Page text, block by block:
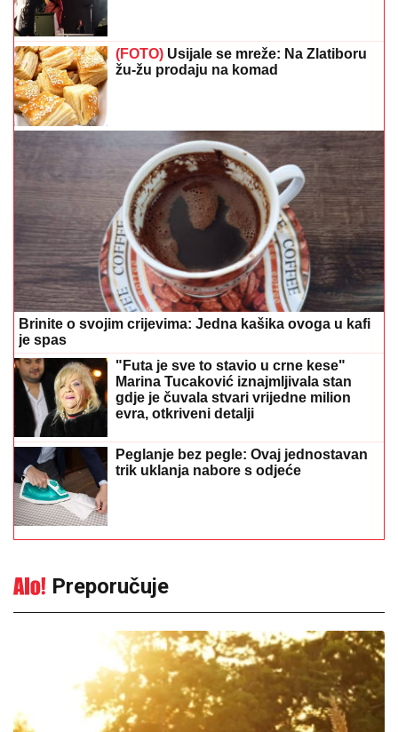
(FOTO) Usijale se mreže: Na Zlatiboru
žu-žu prodaju na komad
Brinite o svojim crijevima: Jedna kašika ovoga u kafi
je spas
"Futa je sve to stavio u crne kese"
Marina Tucaković iznajmljivala stan
gdje je čuvala stvari vrijedne milion
evra, otkriveni detalji
Peglanje bez pegle: Ovaj jednostavan
trik uklanja nabore s odjeće
Preporučuje